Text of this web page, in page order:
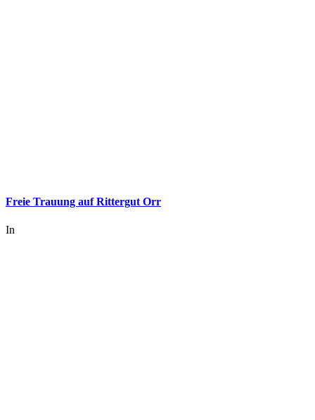
Freie Trauung auf Rittergut Orr
In